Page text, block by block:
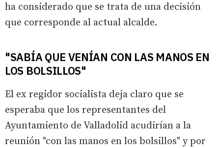
ha considerado que se trata de una decisión
que corresponde al actual alcalde.
"SABÍA QUE VENÍAN CON LAS MANOS EN
LOS BOLSILLOS"
El ex regidor socialista deja claro que se
esperaba que los representantes del
Ayuntamiento de Valladolid acudirían a la
reunión "con las manos en los bolsillos" y por